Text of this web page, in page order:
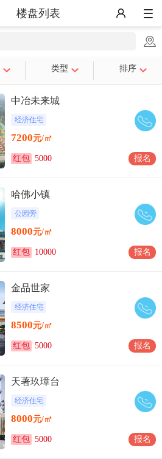
楼盘列表
类型 排序
中冶未来城
经济住宅
7200元/㎡
红包 5000 报名
哈佛小镇
公园旁
8000元/㎡
红包 10000 报名
金品世家
经济住宅
8500元/㎡
红包 5000 报名
天著玖璋台
经济住宅
8000元/㎡
红包 5000 报名